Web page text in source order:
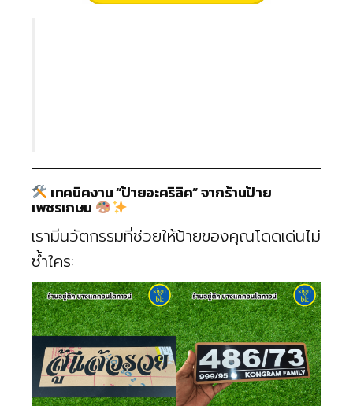
เทคนิคงาน “ป้ายอะคริลิค” จากร้านป้าย
เพชรเกษม
เรามีนวัตกรรมที่ช่วยให้ป้ายของคุณโดดเด่นไม่
ซ้ำใคร: